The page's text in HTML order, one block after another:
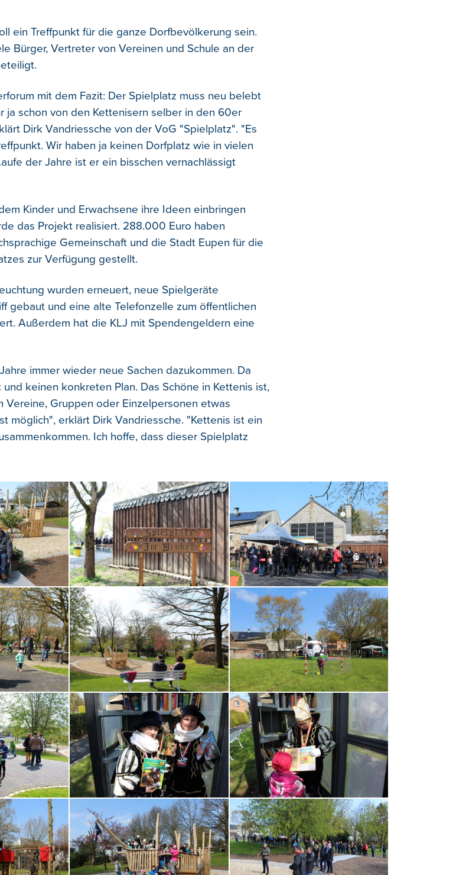
ein Treffpunkt für die ganze Dorfbevölkerung sein.
Bürger, Vertreter von Vereinen und Schule an der
mit dem Fazit: Der Spielplatz muss neu belebt
ja schon von den Kettenisern selber in den 60er
Dirk Vandriessche von der VoG "Spielplatz". "Es
Wir haben ja keinen Dorfplatz wie in vielen
der Jahre ist er ein bisschen vernachlässigt
Kinder und Erwachsene ihre Ideen einbringen
das Projekt realisiert. 288.000 Euro haben
Gemeinschaft und die Stadt Eupen für die
zur Verfügung gestellt.
wurden erneuert, neue Spielgeräte
gebaut und eine alte Telefonzelle zum öffentlichen
Außerdem hat die KLJ mit Spendengeldern eine
immer wieder neue Sachen dazukommen. Da
keinen konkreten Plan. Das Schöne in Kettenis ist,
Vereine, Gruppen oder Einzelpersonen etwas
möglich", erklärt Dirk Vandriessche. "Kettenis ist ein
Ich hoffe, dass dieser Spielplatz